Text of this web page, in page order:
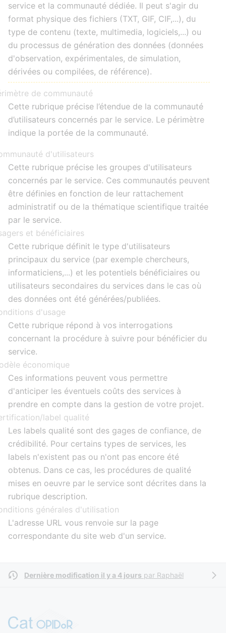
service et la communauté dédiée. Il peut s'agir du
format physique des fichiers (TXT, GIF, CIF,...), du
type de contenu (texte, multimedia, logiciels,...) ou
du processus de génération des données (données
d'observation, expérimentales, de simulation,
dérivées ou compilées, de référence).
de communauté
Cette rubrique précise l’étendue de la communauté
d’utilisateurs concernés par le service. Le périmètre
indique la portée de la communauté.
d'utilisateurs
Cette rubrique précise les groupes d'utilisateurs
concernés par le service. Ces communautés peuvent
être définies en fonction de leur rattachement
administratif ou de la thématique scientifique traitée
par le service.
et bénéficiaires
Cette rubrique définit le type d'utilisateurs
principaux du service (par exemple chercheurs,
informaticiens,...) et les potentiels bénéficiaires ou
utilisateurs secondaires du services dans le cas où
des données ont été générées/publiées.
d'usage
Cette rubrique répond à vos interrogations
concernant la procédure à suivre pour bénéficier du
service.
économique
Ces informations peuvent vous permettre
d'anticiper les éventuels coûts des services à
prendre en compte dans la gestion de votre projet.
label qualité
Les labels qualité sont des gages de confiance, de
crédibilité. Pour certains types de services, les
labels n'existent pas ou n'ont pas encore été
obtenus. Dans ce cas, les procédures de qualité
mises en oeuvre par le service sont décrites dans la
rubrique description.
générales d'utilisation
L'adresse URL vous renvoie sur la page
correspondante du site web d'un service.
Dernière modification il y a 4 jours par Raphaël